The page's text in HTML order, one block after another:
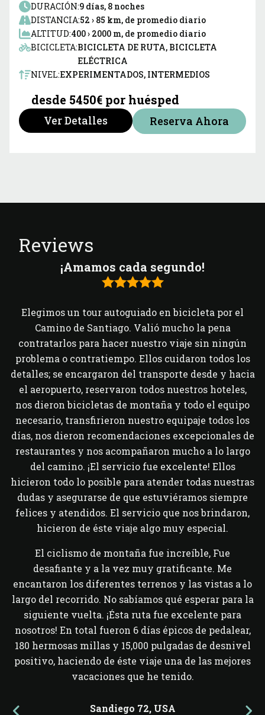
DURACIÓN:9 días, 8 noches
DISTANCIA:52 › 85 km, de promedio diario
ALTITUD:400 › 2000 m, de promedio diario
BICICLETA:BICICLETA DE RUTA, BICICLETA
ELÉCTRICA
NIVEL:EXPERIMENTADOS, INTERMEDIOS
desde 5450€ por huésped
Ver Detalles Reserva Ahora
Reviews
¡Amamos cada segundo!
Elegimos un tour autoguiado en bicicleta por el
Camino de Santiago. Valió mucho la pena
contratarlos para hacer nuestro viaje sin ningún
problema o contratiempo. Ellos cuidaron todos los
detalles; se encargaron del transporte desde y hacia
el aeropuerto, reservaron todos nuestros hoteles,
nos dieron bicicletas de montaña y todo el equipo
necesario, transfirieron nuestro equipaje todos los
días, nos dieron recomendaciones excepcionales de
restaurantes y nos acompañaron mucho a lo largo
del camino. ¡El servicio fue excelente! Ellos
hicieron todo lo posible para atender todas nuestras
dudas y asegurarse de que estuviéramos siempre
felices y atendidos. El servicio que nos brindaron,
hicieron de éste viaje algo muy especial.
El ciclismo de montaña fue increíble, Fue
desafiante y a la vez muy gratificante. Me
encantaron los diferentes terrenos y las vistas a lo
largo del recorrido. No sabíamos qué esperar para la
siguiente vuelta. ¡Ésta ruta fue excelente para
nosotros! En total fueron 6 días épicos de pedalear,
180 hermosas millas y 15,000 pulgadas de desnivel
positivo, haciendo de éste viaje una de las mejores
vacaciones que he tenido.
Sandiego 72, USA